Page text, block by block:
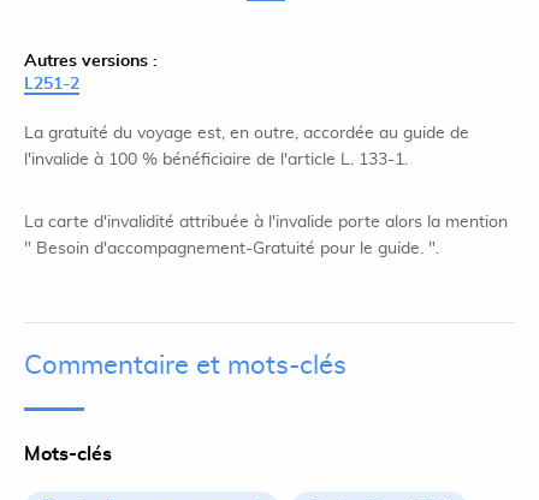
Autres versions :
L251-2
La gratuité du voyage est, en outre, accordée au guide de
l'invalide à 100 % bénéficiaire de l'article L. 133-1.
La carte d'invalidité attribuée à l'invalide porte alors la mention
" Besoin d'accompagnement-Gratuité pour le guide. ".
Commentaire et mots-clés
Mots-clés